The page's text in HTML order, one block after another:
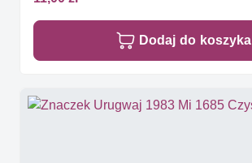
Dodaj do koszyka